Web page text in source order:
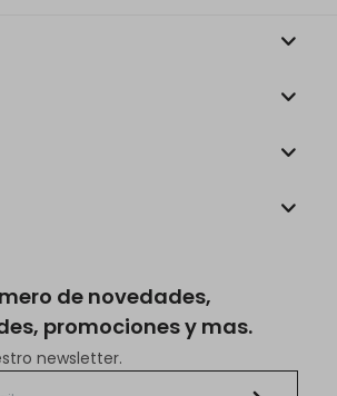
de novedades,
promociones y mas.
newsletter.